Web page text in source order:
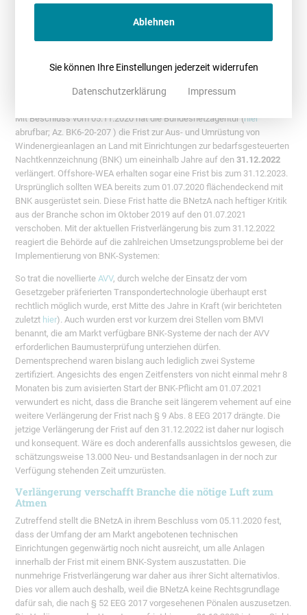
zu erwartenden Ausnahmeanträge (siehe
BNK-Fristverlängerung bis zum 31.12.2022
Mit Beschluss vom 05.11.2020 hat die Bundesnetzagentur (hier
abrufbar; Az. BK6-20-207 ) die Frist zur Aus- und Umrüstung von
Windenergieanlagen an Land mit Einrichtungen zur bedarfsgesteuerten
Nachtkennzeichnung (BNK) um eineinhalb Jahre auf den 31.12.2022
verlängert. Offshore-WEA erhalten sogar eine Frist bis zum 31.12.2023.
Ursprünglich sollten WEA bereits zum 01.07.2020 flächendeckend mit
BNK ausgerüstet sein. Diese Frist hatte die BNetzA nach heftiger Kritik
aus der Branche schon im Oktober 2019 auf den 01.07.2021
verschoben. Mit der aktuellen Fristverlängerung bis zum 31.12.2022
reagiert die Behörde auf die zahlreichen Umsetzungsprobleme bei der
Implementierung von BNK-Systemen:
So trat die novellierteAVV, durch welche der Einsatz der vom
Gesetzgeber präferierten Transpondertechnologie überhaupt erst
rechtlich möglich wurde, erst Mitte des Jahre in Kraft (wir berichteten
zuletzt hier). Auch wurden erst vor kurzem drei Stellen vom BMVI
benannt, die am Markt verfügbare BNK-Systeme der nach der AVV
erforderlichen Baumusterprüfung unterziehen dürfen.
Dementsprechend waren bislang auch lediglich zwei Systeme
zertifiziert. Angesichts des engen Zeitfensters von nicht einmal mehr 8
Monaten bis zum avisierten Start der BNK-Pflicht am 01.07.2021
verwundert es nicht, dass die Branche seit längerem vehement auf eine
weitere Verlängerung der Frist nach § 9 Abs. 8 EEG 2017 drängte. Die
jetzige Verlängerung der Frist auf den 31.12.2022 ist daher nur logisch
und konsequent. Wäre es doch anderenfalls aussichtslos gewesen, die
schätzungsweise 13.000 Neu- und Bestandsanlagen in der noch zur
Verfügung stehenden Zeit umzurüsten.
Verlängerung verschafft Branche die nötige Luft zum
Atmen
Zutreffend stellt die BNetzA in ihrem Beschluss vom 05.11.2020 fest,
dass der Umfang der am Markt angebotenen technischen
Einrichtungen gegenwärtig noch nicht ausreicht, um alle Anlagen
innerhalb der Frist mit einem BNK-System auszustatten. Die
nunmehrige Fristverlängerung war daher aus ihrer Sicht alternativlos.
Dies vor allem auch deshalb, weil die BNetzA keine Rechtsgrundlage
dafür sah, die nach § 52 EEG 2017 vorgesehenen Pönalen auszusetzen.
Ablehnen
Sie können Ihre Einstellungen jederzeit widerrufen
Datenschutzerklärung Impressum